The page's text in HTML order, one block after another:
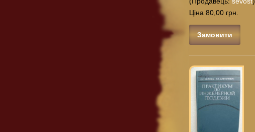
Ціна 80,00 грн.
Замовити